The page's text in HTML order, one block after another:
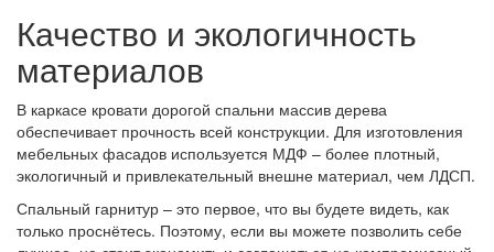
Качество и экологичность
материалов
В каркасе кровати дорогой спальни массив дерева
обеспечивает прочность всей конструкции. Для изготовления
мебельных фасадов используется МДФ – более плотный,
экологичный и привлекательный внешне материал, чем ЛДСП.
Спальный гарнитур – это первое, что вы будете видеть, как
только проснётесь. Поэтому, если вы можете позволить себе